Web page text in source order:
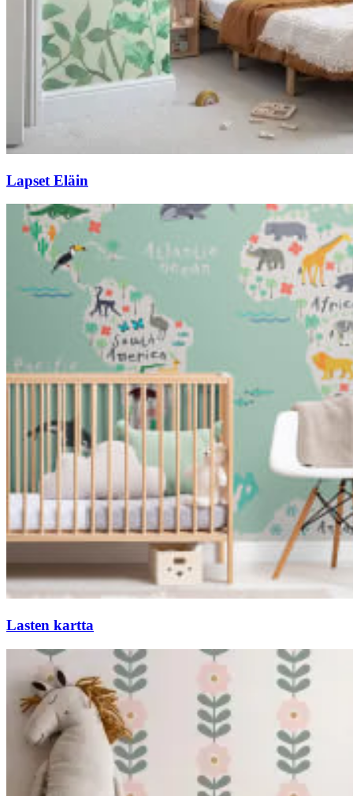
Lapset Eläin
Lasten kartta